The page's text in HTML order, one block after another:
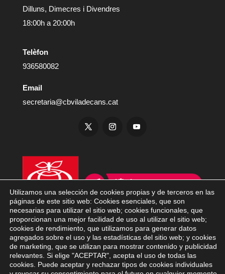
Dilluns, Dimecres i Divendres
18:00h a 20:00h
Telèfon
936580082
Email
secretaria@cbviladecans.cat
Utilizamos una selección de cookies propias y de terceros en las
páginas de este sitio web: Cookies esenciales, que son
necesarias para utilizar el sitio web; cookies funcionales, que
proporcionan una mejor facilidad de uso al utilizar el sitio web;
cookies de rendimiento, que utilizamos para generar datos
agregados sobre el uso y las estadísticas del sitio web; y cookies
de marketing, que se utilizan para mostrar contenido y publicidad
relevantes. Si elige "ACEPTAR", acepta el uso de todas las
cookies. Puede aceptar y rechazar tipos de cookies individuales